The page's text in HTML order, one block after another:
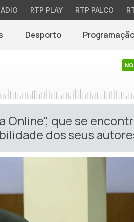
RTP PLAY RTP PALCO
Desporto Programação
Online", que se
dos seus